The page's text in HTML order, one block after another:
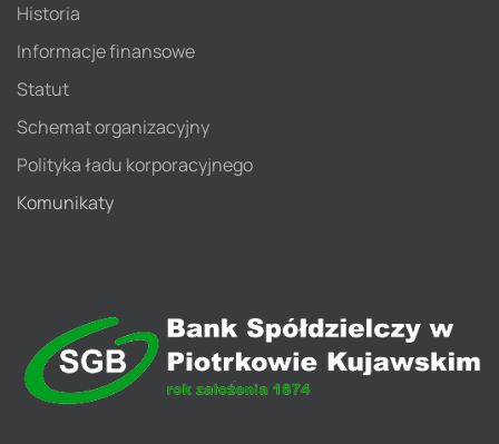
Historia
Informacje finansowe
Statut
Schemat organizacyjny
Polityka ładu korporacyjnego
Komunikaty